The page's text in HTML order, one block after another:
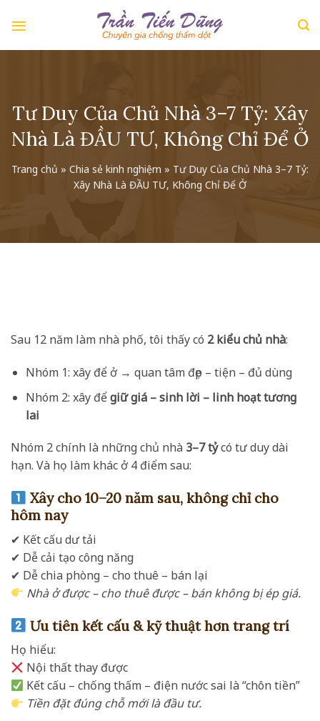
Tư Duy Của Chủ Nhà 3–7 Tỷ: Xây
Nhà Là ĐẦU TƯ, Không Chỉ Để Ở
Trang chủ » Chia sẻ kinh nghiệm » Tư Duy Của Chủ Nhà 3–7 Tỷ:
Xây Nhà Là ĐẦU TƯ, Không Chỉ Để Ở
Sau 12 năm làm nhà phố, tôi thấy có 2 kiểu chủ nhà:
Nhóm 1: xây để ở → quan tâm đẹp – tiện – đủ dùng
Nhóm 2: xây đểgiữ giá – sinh lời – linh hoạt tương
lai
Nhóm 2 chính là những chủ nhà 3–7 tỷcó tư duy dài
hạn. Và họ làm khác ở 4 điểm sau:
Xây cho 10–20 năm sau, không chỉ cho
hôm nay
✔ Kết cấu dư tải
✔ Dễ cải tạo công năng
✔ Dễ chia phòng – cho thuê – bán lại
Nhà ở được – cho thuê được – bán không bị ép giá.
Ưu tiên kết cấu & kỹ thuật hơn trang trí
Họ hiểu:
Nội thất thay được
Kết cấu – chống thấm – điện nước sai là “chôn tiền”
Tiền đặt đúng chỗ mới là đầu tư.